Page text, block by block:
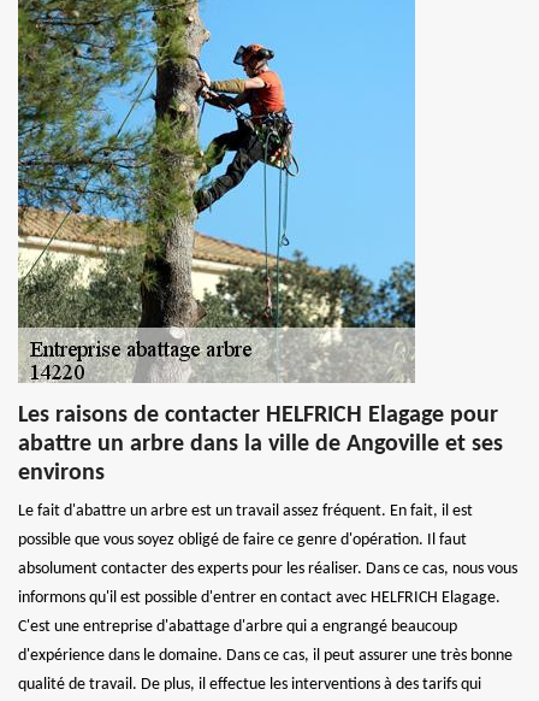
Les raisons de contacter HELFRICH Elagage pour
abattre un arbre dans la ville de Angoville et ses
environs
Le fait d'abattre un arbre est un travail assez fréquent. En fait, il est
possible que vous soyez obligé de faire ce genre d'opération. Il faut
absolument contacter des experts pour les réaliser. Dans ce cas, nous vous
informons qu'il est possible d'entrer en contact avec HELFRICH Elagage.
C'est une entreprise d'abattage d'arbre qui a engrangé beaucoup
d'expérience dans le domaine. Dans ce cas, il peut assurer une très bonne
qualité de travail. De plus, il effectue les interventions à des tarifs qui